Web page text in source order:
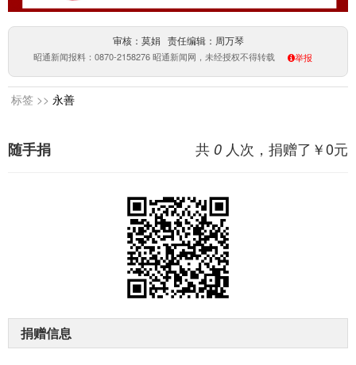
审核：莫娟 责任编辑：周万琴
昭通新闻报料：0870-2158276 昭通新闻网，未经授权不得转载 举报
标签 >> 永善
共 0 人次，捐赠了￥0元
随手捐
捐赠信息